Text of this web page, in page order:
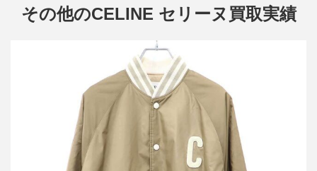
その他のCELINE セリーヌ買取実績
セリーヌ ナイロンロゴ テディジャケット 2W985905V.04CA